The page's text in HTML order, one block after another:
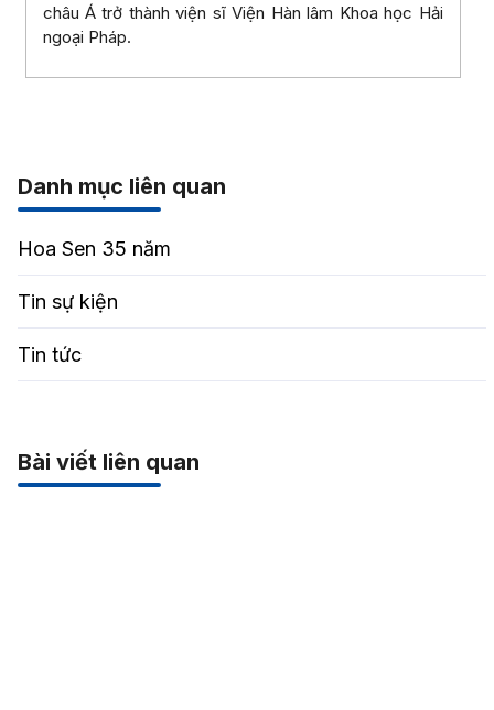
châu Á trở thành viện sĩ Viện Hàn lâm Khoa học Hải
ngoại Pháp.
Danh mục liên quan
Hoa Sen 35 năm
Tin sự kiện
Tin tức
Bài viết liên quan